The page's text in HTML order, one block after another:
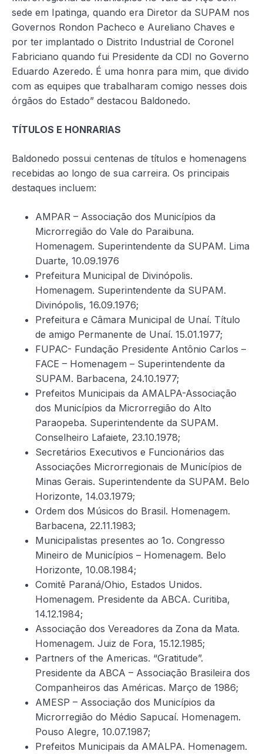
sede em Ipatinga, quando era Diretor da SUPAM nos
Governos Rondon Pacheco e Aureliano Chaves e
por ter implantado o Distrito Industrial de Coronel
Fabriciano quando fui Presidente da CDI no Governo
Eduardo Azeredo. É uma honra para mim, que divido
com as equipes que trabalharam comigo nesses dois
órgãos do Estado” destacou Baldonedo.
TÍTULOS E HONRARIAS
Baldonedo possui centenas de títulos e homenagens
recebidas ao longo de sua carreira. Os principais
destaques incluem:
AMPAR – Associação dos Municípios da
Microrregião do Vale do Paraibuna.
Homenagem. Superintendente da SUPAM. Lima
Duarte, 10.09.1976
Prefeitura Municipal de Divinópolis.
Homenagem. Superintendente da SUPAM.
Divinópolis, 16.09.1976;
Prefeitura e Câmara Municipal de Unaí. Título
de amigo Permanente de Unaí. 15.01.1977;
FUPAC- Fundação Presidente Antônio Carlos –
FACE – Homenagem – Superintendente da
SUPAM. Barbacena, 24.10.1977;
Prefeitos Municipais da AMALPA-Associação
dos Municípios da Microrregião do Alto
Paraopeba. Superintendente da SUPAM.
Conselheiro Lafaiete, 23.10.1978;
Secretários Executivos e Funcionários das
Associações Microrregionais de Municípios de
Minas Gerais. Superintendente da SUPAM. Belo
Horizonte, 14.03.1979;
Ordem dos Músicos do Brasil. Homenagem.
Barbacena, 22.11.1983;
Municipalistas presentes ao 1o. Congresso
Mineiro de Municípios – Homenagem. Belo
Horizonte, 10.08.1984;
Comitê Paraná/Ohio, Estados Unidos.
Homenagem. Presidente da ABCA. Curitiba,
14.12.1984;
Associação dos Vereadores da Zona da Mata.
Homenagem. Juiz de Fora, 15.12.1985;
Partners of the Americas. “Gratitude”.
Presidente da ABCA – Associação Brasileira dos
Companheiros das Américas. Março de 1986;
AMESP – Associação dos Municípios da
Microrregião do Médio Sapucaí. Homenagem.
Pouso Alegre, 10.07.1987;
Prefeitos Municipais da AMALPA. Homenagem.